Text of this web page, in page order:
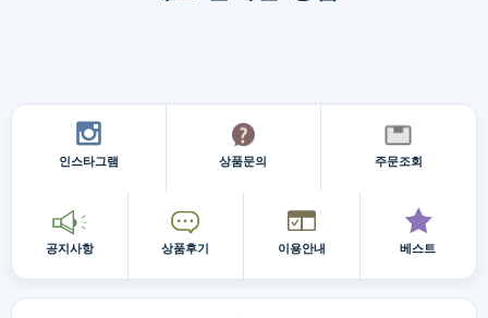
인스타그램 상품문의 주문조회
공지사항 상품후기 이용안내 베스트